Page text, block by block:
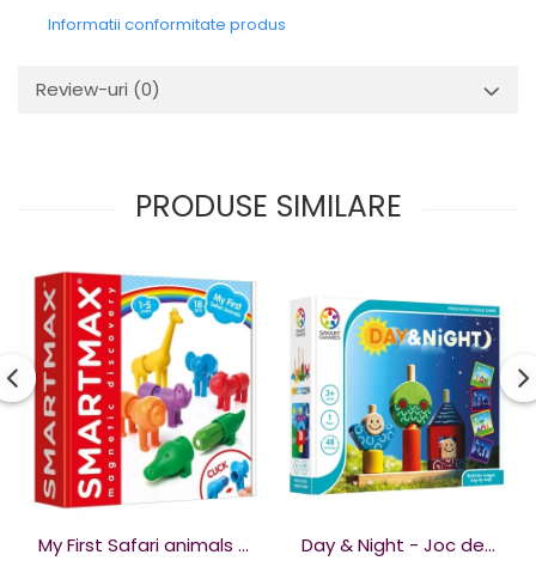
Informatii conformitate produs
Review-uri (0)
PRODUSE SIMILARE
My First Safari animals -
Day & Night - Joc de